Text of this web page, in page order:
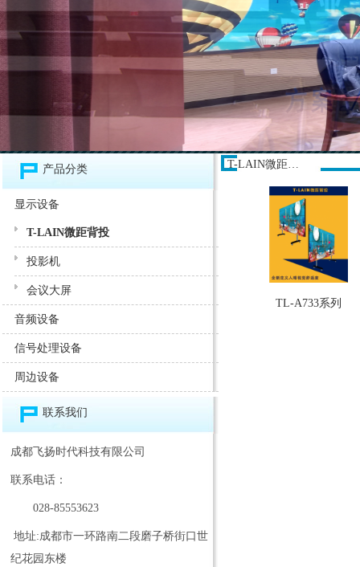
产品分类
显示设备
T-LAIN微距背投
投影机
会议大屏
音频设备
信号处理设备
周边设备
联系我们
成都飞扬时代科技有限公司
联系电话：
028-85553623
地址:成都市一环路南二段磨子桥街口世
纪花园东楼
T-LAIN微距背投
TL-A733系列